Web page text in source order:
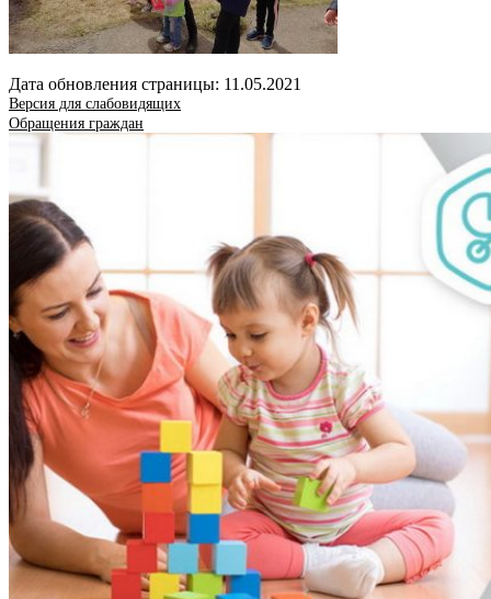
Дата обновления страницы: 11.05.2021
Версия для слабовидящих
Обращения граждан